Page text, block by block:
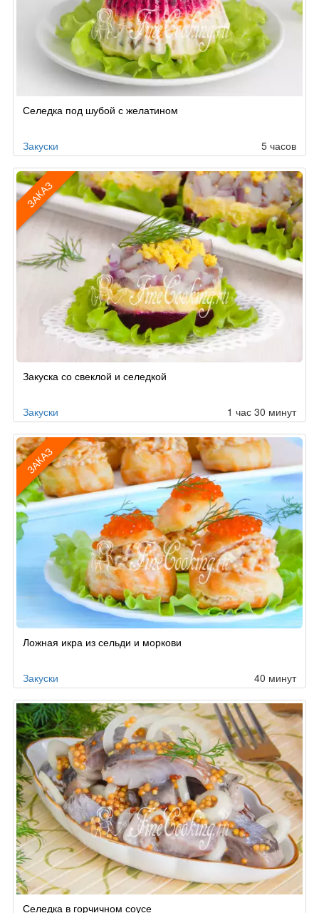
Селедка под шубой с желатином
Закуски 5 часов
ЗАКАЗ
по
Закуска со свеклой и селедкой
Закуски 1 час 30 минут
ЗАКАЗ
поЛожная икра из сельди и моркови
Закуски 40 минут
Селедка в горчичном соусе